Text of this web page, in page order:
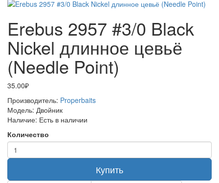
Erebus 2957 #3/0 Black
Nickel длинное цевьё
(Needle Point)
35.00₽
Производитель: Properbaits
Модель: Двойник
Наличие: Есть в наличии
Количество
Купить